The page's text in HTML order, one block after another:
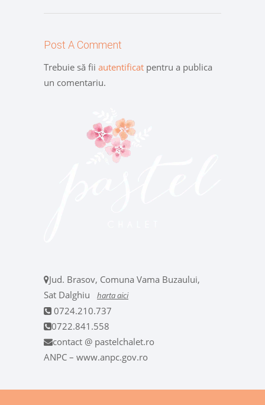
Post A Comment
Trebuie să fii autentificat pentru a publica
un comentariu.
Jud. Brasov, Comuna Vama Buzaului,
Sat Dalghiu
harta aici
0724.210.737
0722.841.558
contact @ pastelchalet.ro
ANPC – www.anpc.gov.ro